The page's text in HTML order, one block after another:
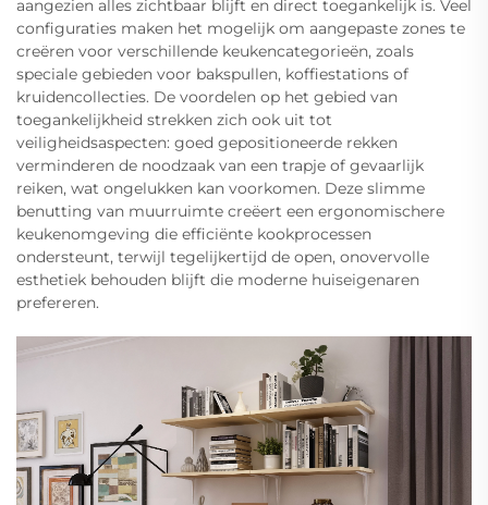
aangezien alles zichtbaar blijft en direct toegankelijk is. Veel
configuraties maken het mogelijk om aangepaste zones te
creëren voor verschillende keukencategorieën, zoals
speciale gebieden voor bakspullen, koffiestations of
kruidencollecties. De voordelen op het gebied van
toegankelijkheid strekken zich ook uit tot
veiligheidsaspecten: goed gepositioneerde rekken
verminderen de noodzaak van een trapje of gevaarlijk
reiken, wat ongelukken kan voorkomen. Deze slimme
benutting van muurruimte creëert een ergonomischere
keukenomgeving die efficiënte kookprocessen
ondersteunt, terwijl tegelijkertijd de open, onovervolle
esthetiek behouden blijft die moderne huiseigenaren
prefereren.